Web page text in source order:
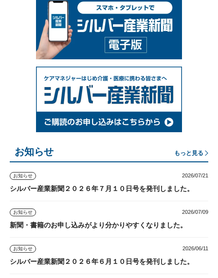
お知らせ もっと見る
お知らせ 2026/07/21
シルバー産業新聞２０２６年７月１０日号を発刊しました。
お知らせ 2026/07/09
新聞・書籍のお申し込みがより分かりやすくなりました。
お知らせ 2026/06/11
シルバー産業新聞２０２６年６月１０日号を発刊しました。